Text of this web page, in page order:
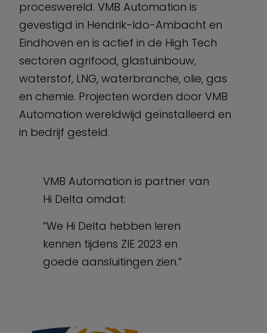
proceswereld. VMB Automation is
gevestigd in Hendrik-Ido-Ambacht en
Eindhoven en is actief in de High Tech
sectoren agrifood, glastuinbouw,
waterstof, LNG, waterbranche, olie, gas
en chemie. Projecten worden door VMB
Automation wereldwijd geïnstalleerd en
in bedrijf gesteld.
VMB Automation is partner van
Hi Delta omdat:
“We Hi Delta hebben leren
kennen tijdens ZIE 2023 en
goede aansluitingen zien.”